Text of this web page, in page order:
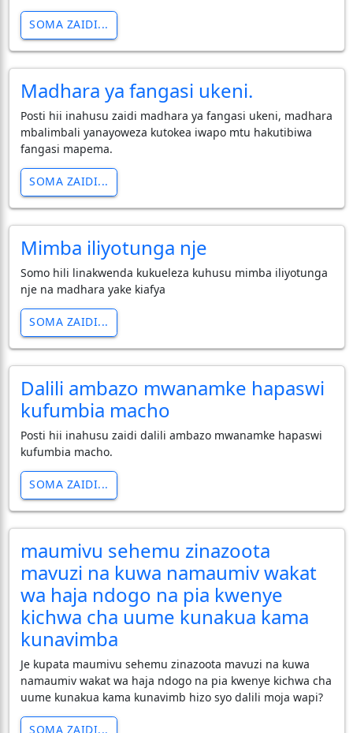
SOMA ZAIDI...
Madhara ya fangasi ukeni.
Posti hii inahusu zaidi madhara ya fangasi ukeni, madhara
mbalimbali yanayoweza kutokea iwapo mtu hakutibiwa
fangasi mapema.
SOMA ZAIDI...
Mimba iliyotunga nje
Somo hili linakwenda kukueleza kuhusu mimba iliyotunga
nje na madhara yake kiafya
SOMA ZAIDI...
Dalili ambazo mwanamke hapaswi
kufumbia macho
Posti hii inahusu zaidi dalili ambazo mwanamke hapaswi
kufumbia macho.
SOMA ZAIDI...
maumivu sehemu zinazoota
mavuzi na kuwa namaumiv wakat
wa haja ndogo na pia kwenye
kichwa cha uume kunakua kama
kunavimba
Je kupata maumivu sehemu zinazoota mavuzi na kuwa
namaumiv wakat wa haja ndogo na pia kwenye kichwa cha
uume kunakua kama kunavimb hizo syo dalili moja wapi?
SOMA ZAIDI...